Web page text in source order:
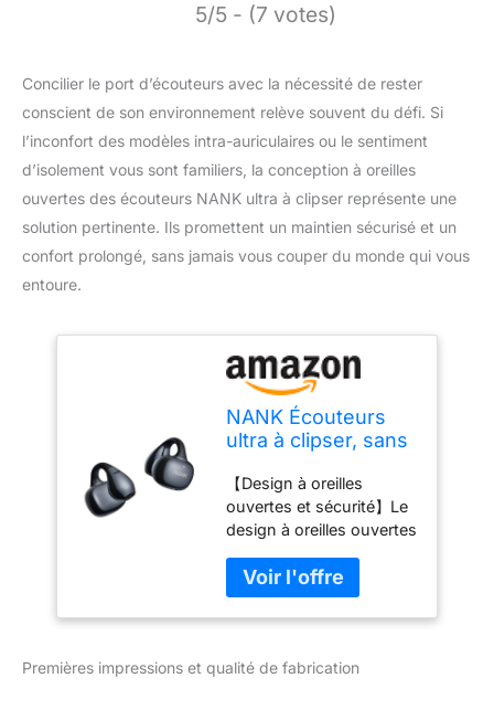
5/5 - (7 votes)
Concilier le port d’écouteurs avec la nécessité de rester
conscient de son environnement relève souvent du défi. Si
l’inconfort des modèles intra-auriculaires ou le sentiment
d’isolement vous sont familiers, la conception à oreilles
ouvertes des écouteurs NANK ultra à clipser représente une
solution pertinente. Ils promettent un maintien sécurisé et un
confort prolongé, sans jamais vous couper du monde qui vous
entoure.
NANK Écouteurs
ultra à clipser, sans
casque à clipser à
oreilles ouvertes,
confort adaptatif et
ajustement sûr,
appels antibruit AI,
24 heures
d'autonomie,
pour le
【Design à oreilles
ouvertes et sécurité】Le
design à oreilles ouvertes
Ultra à clipser vous
permet de rester
conscient de votre
que la diffusion du son
Premières impressions et qualité de fabrication